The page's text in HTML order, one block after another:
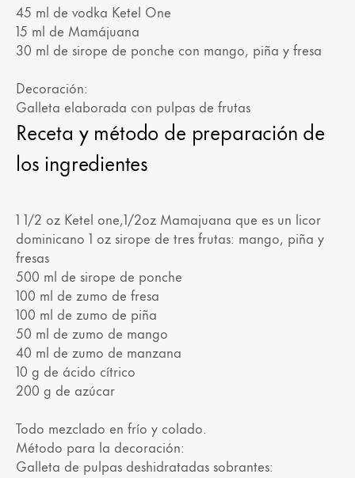
45 ml de vodka Ketel One
15 ml de Mamájuana
30 ml de sirope de ponche con mango, piña y fresa
Decoración:
Galleta elaborada con pulpas de frutas
Receta y método de preparación de
los ingredientes
1 1/2 oz Ketel one,1/2oz Mamajuana que es un licor
dominicano 1 oz sirope de tres frutas: mango, piña y
fresas
500 ml de sirope de ponche
100 ml de zumo de fresa
100 ml de zumo de piña
50 ml de zumo de mango
40 ml de zumo de manzana
10 g de ácido cítrico
200 g de azúcar
Todo mezclado en frío y colado.
Método para la decoración:
Galleta de pulpas deshidratadas sobrantes: